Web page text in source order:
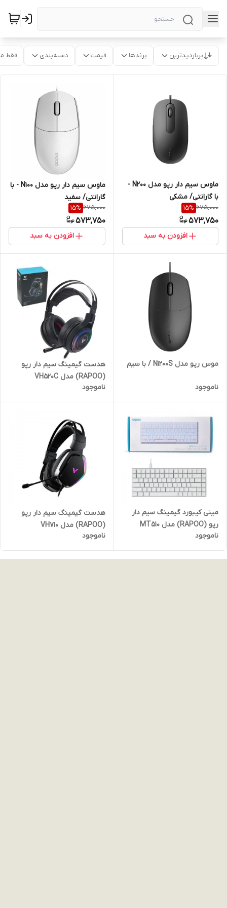
پربازدیدترین برندها قیمت دسته‌بندی فقط
ماوس سیم دار رپو مدل N200 -
با گارانتی/ مشکی
675,000
15%
573,750
افزودن به سبد
ماوس سیم دار رپو مدل N100 - با
گارانتی/ سفید
675,000
15%
573,750
افزودن به سبد
موس رپو مدل N1200S / با سیم
ناموجود
هدست گیمینگ سیم دار رپو
(RAPOO) مدل VH520C
ناموجود
مینی کیبورد گیمینگ سیم دار
رپو (RAPOO) مدل MT510
ناموجود
هدست گیمینگ سیم دار رپو
(RAPOO) مدل VH710
ناموجود